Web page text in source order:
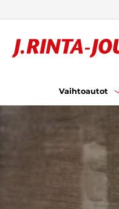
Vaihtoautot